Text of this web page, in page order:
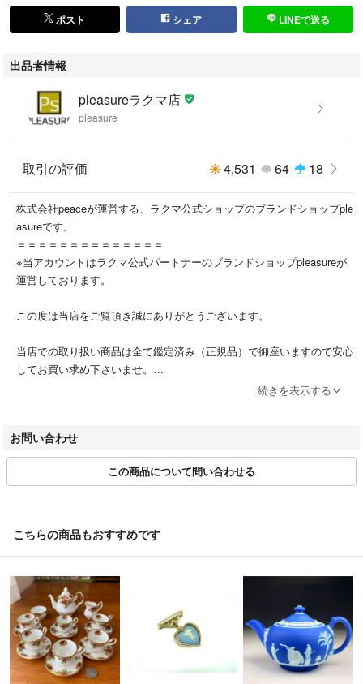
(Used Goods License No. 305521507463)
ポスト シェア LINEで送る
出品者情報
pleasureラクマ店
pleasure
取引の評価 4,531 64 18
株式会社peaceが運営する、ラクマ公式ショップのブランドショップple
asureです。
＝＝＝＝＝＝＝＝＝＝＝＝＝＝
※当アカウントはラクマ公式パートナーのブランドショップpleasureが
運営しております。
この度は当店をご覧頂き誠にありがとうございます。
当店での取り扱い商品は全て鑑定済み（正規品）で御座いますので安心
してお買い求め下さいませ。
第305521507463号/東京都公安委員会 /古物商許可証
適格請求書登録番号 T2011501020797
※発送の日時指定は承っておりません。
＝＝＝＝＝＝＝＝＝＝＝＝＝＝
こちらのアカウントはラクマ公式パートナーの株式会社peaceによって
運営されています。
▼特商法
https://fril.jp/ts/official/law/a078/
▼返品特約
続きを表示する
お問い合わせ
この商品について問い合わせる
こちらの商品もおすすめです